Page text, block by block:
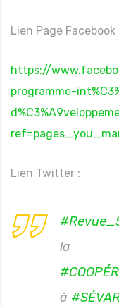
Lien Page Facebook
https://
programme-
Lien Twitter :
la
à